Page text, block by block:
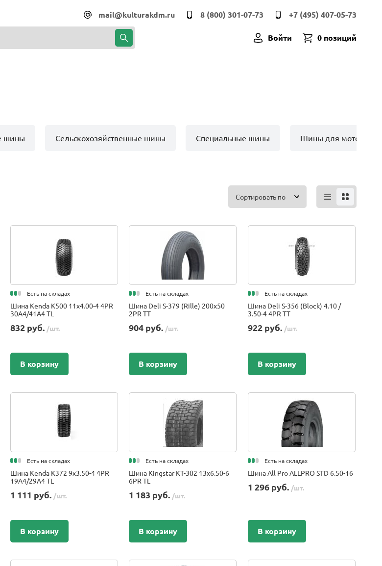
+7 (495) 407-05-73
8 (800) 301-07-73
mail@kulturakdm.ru
0 позиций
Войти
шины Сельскохозяйственные шины Специальные шины Шины для мото
Сортировать по
Есть на складах
Шина Kenda K500 11x4.00-4 4PR
30A4/41A4 TL
832 руб. /шт.
В корзину
Есть на складах
Шина Deli S-379 (Rille) 200x50
2PR TT
904 руб. /шт.
В корзину
Есть на складах
Шина Deli S-356 (Block) 4.10 /
3.50-4 4PR TT
922 руб. /шт.
В корзину
Есть на складах
Шина Kenda K372 9x3.50-4 4PR
19A4/29A4 TL
1 111 руб. /шт.
В корзину
Есть на складах
Шина Kingstar KT-302 13x6.50-6
6PR TL
1 183 руб. /шт.
В корзину
Есть на складах
Шина All Pro ALLPRO STD 6.50-16
1 296 руб. /шт.
В корзину